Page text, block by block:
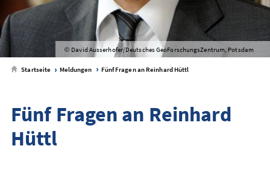
© David Ausserhofer/Deutsches GeoForschungsZentrum, Potsdam
Startseite Meldungen Fünf Fragen an Reinhard Hüttl
Fünf Fragen an Reinhard
Hüttl